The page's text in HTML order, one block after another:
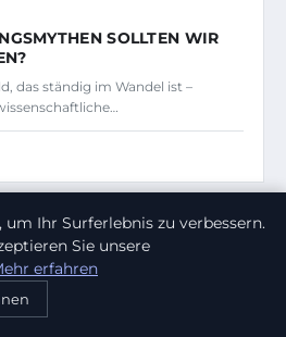
SOLLTEN WIR
das ständig im Wandel ist –
Ihr Surferlebnis zu verbessern.
Sie unsere
erfahren